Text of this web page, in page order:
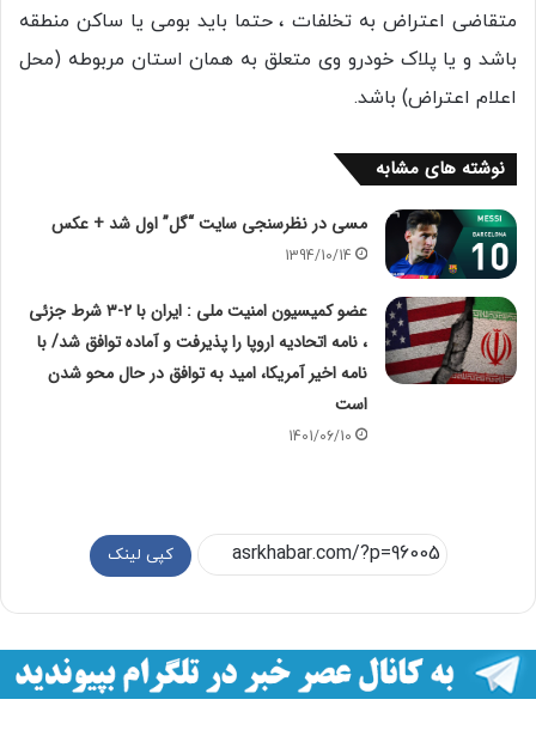
متقاضی اعتراض به تخلفات ، حتما باید بومی یا ساکن منطقه
باشد و یا پلاک خودرو وی متعلق به همان استان مربوطه (محل
اعلام اعتراض) باشد.
نوشته های مشابه
مسی در نظرسنجی سایت “گل” اول شد + عکس
1394/10/14
عضو کمیسیون امنیت ملی : ایران با ۲-۳ شرط جزئی
، نامه اتحادیه اروپا را پذیرفت و آماده توافق شد/ با
نامه اخیر آمریکا، امید به توافق در حال محو شدن
است
1401/06/10
کپی لینک